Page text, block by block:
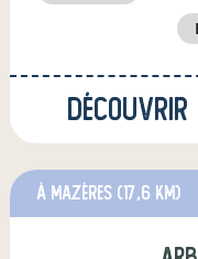
Découvrir
à Mazères (17,6 km)